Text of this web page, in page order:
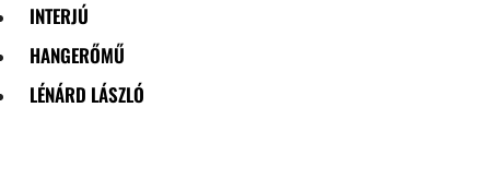
INTERJÚ
HANGERŐMŰ
LÉNÁRD LÁSZLÓ